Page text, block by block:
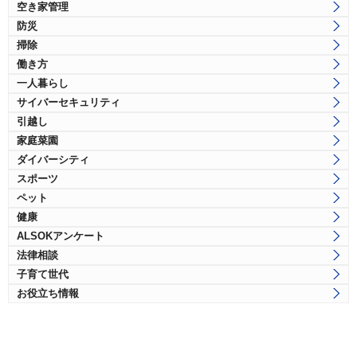
空き家管理
防災
掃除
働き方
一人暮らし
サイバーセキュリティ
引越し
家庭菜園
ダイバーシティ
スポーツ
ペット
健康
ALSOKアンケート
法律相談
子育て世代
お役立ち情報